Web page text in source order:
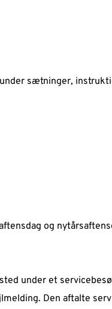
sætninger,
og
under et
Den aftalte